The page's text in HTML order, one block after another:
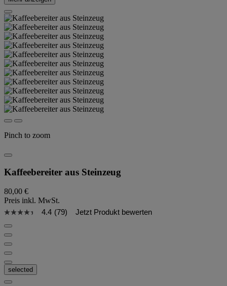
Pinch to zoom
Kaffeebereiter aus Steinzeug
80,00 €
Preis inkl. MwSt.
4.4 (79) Jetzt Produkt bewerten
selected